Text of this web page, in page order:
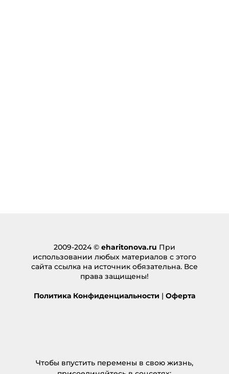
2009-2024 © eharitonova.ru При
использовании любых материалов с этого
сайта ссылка на источник обязательна. Все
права защищены!
Политика Конфиденциальности | Оферта
Чтобы впустить перемены в свою жизнь,